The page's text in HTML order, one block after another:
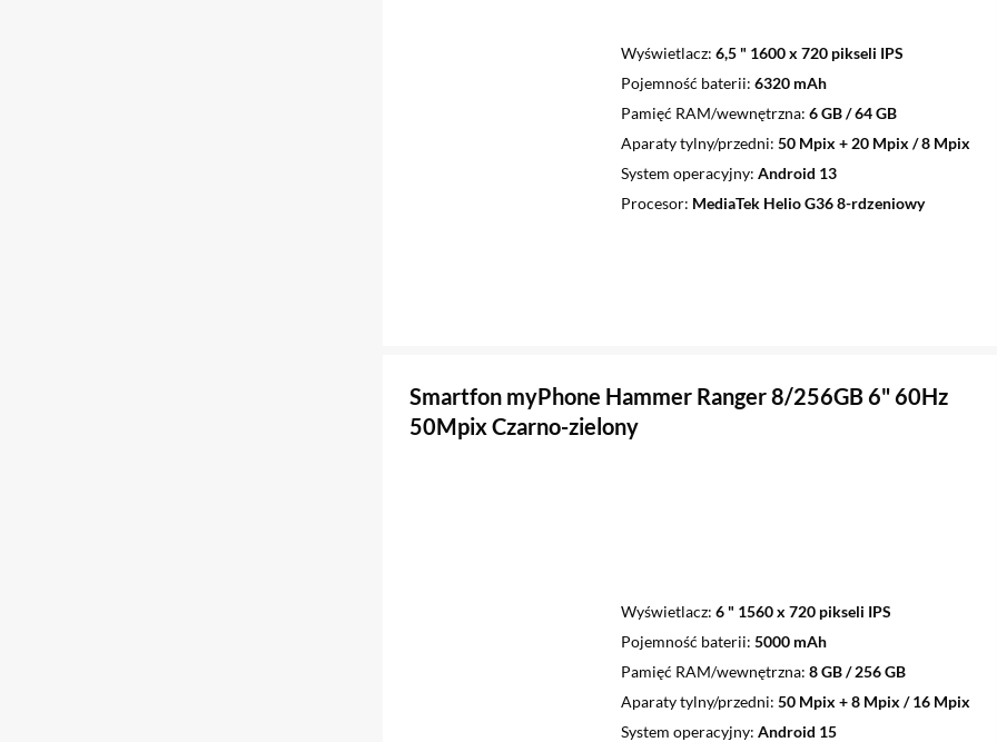
Wyświetlacz 6,5 " 1600 x 720 pikseli IPS
Pojemność baterii 6320 mAh
Pamięć RAM/wewnętrzna 6 GB / 64 GB
Aparaty tylny/przedni 50 Mpix + 20 Mpix / 8 Mpix
System operacyjny Android 13
Procesor MediaTek Helio G36 8-rdzeniowy
Smartfon myPhone Hammer Ranger 8/256GB 6" 60Hz
50Mpix Czarno-zielony
Wyświetlacz 6 " 1560 x 720 pikseli IPS
Pojemność baterii 5000 mAh
Pamięć RAM/wewnętrzna 8 GB / 256 GB
Aparaty tylny/przedni 50 Mpix + 8 Mpix / 16 Mpix
System operacyjny Android 15